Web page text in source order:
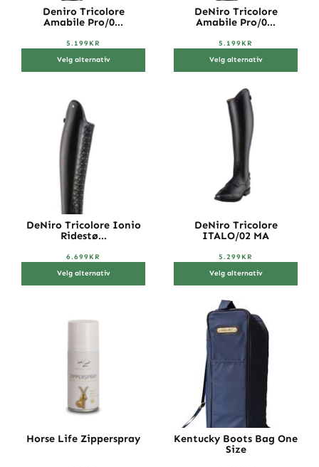
Deniro Tricolore
Amabile Pro/0...
5.199KR
Velg alternativ
DeNiro Tricolore
Amabile Pro/0...
5.199KR
Velg alternativ
DeNiro Tricolore Ionio
Ridestø...
6.699KR
Velg alternativ
DeNiro Tricolore
ITALO/02 MA
5.299KR
Velg alternativ
Horse Life Zipperspray
Kentucky Boots Bag One
Size